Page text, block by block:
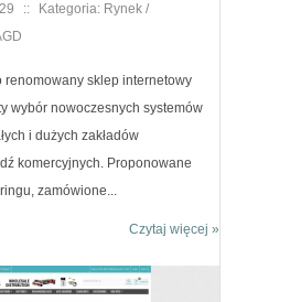
::
Kategoria: Rynek /
renomowany sklep internetowy
wybór nowoczesnych systemów
i dużych zakładów
komercyjnych. Proponowane
zamówione...
Czytaj więcej »